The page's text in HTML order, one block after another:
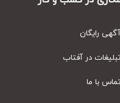
رایگان
در آفتاب
با ما